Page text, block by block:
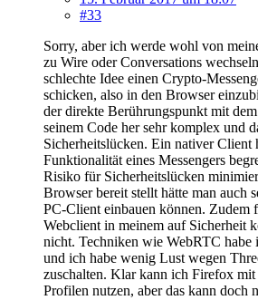
#33
Sorry, aber ich werde wohl von
zu Wire oder Conversations
schlechte Idee einen Crypto-
schicken, also in den Browser
der direkte Berührungspunkt mit
seinem Code her sehr komplex und
Sicherheitslücken. Ein nativer Client
Funktionalität eines Messengers
Risiko für Sicherheitslücken
Browser bereit stellt hätte man auch
PC-Client einbauen können. Zudem
Webclient in meinem auf Sicherheit
nicht. Techniken wie WebRTC habe
und ich habe wenig Lust wegen
zuschalten. Klar kann ich Firefox mit
Profilen nutzen, aber das kann doch